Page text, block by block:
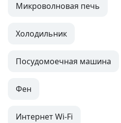
Микроволновая печь
Холодильник
Посудомоечная машина
Фен
Интернет Wi-Fi